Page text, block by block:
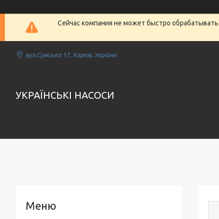
Сейчас компания не может быстро
вул.Сумська 17, Харків, Україна
УКРАЇНСЬКІ НАСОСИ